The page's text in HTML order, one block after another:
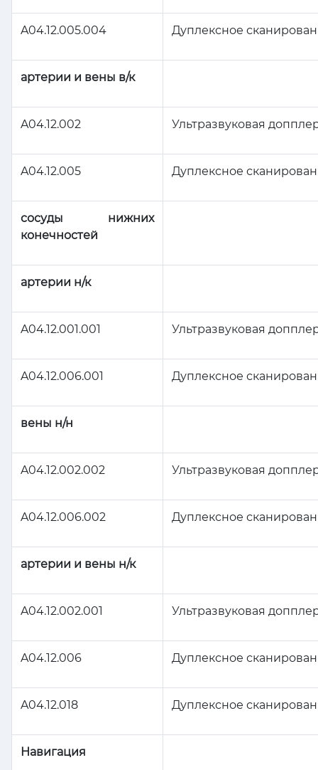
A04.12.005.004 Дуплексное
артерии и вены в/к
A04.12.002 Ультразвуковая
A04.12.005 Дуплексное
сосуды нижних
конечностей
артерии н/к
A04.12.001.001 Ультразвуковая
A04.12.006.001 Дуплексное
вены н/н
A04.12.002.002 Ультразвуковая
A04.12.006.002 Дуплексное
артерии и вены н/к
A04.12.002.001 Ультразвуковая
A04.12.006 Дуплексное
A04.12.018 Дуплексное
Навигация